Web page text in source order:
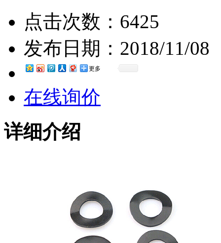
点击次数： 6425
发布日期： 2018/11/08
更多
在线询价
详细介绍